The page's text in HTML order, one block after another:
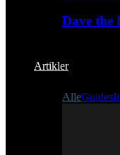
Dave the
Artikler
AlleGuides